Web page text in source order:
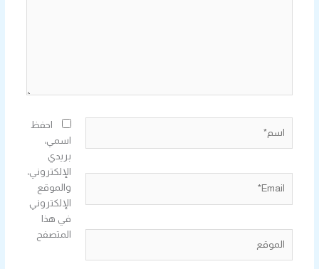
احفظ
اسمي،
بريدي
الإلكتروني،
والموقع
الإلكتروني
في هذا
المتصفح